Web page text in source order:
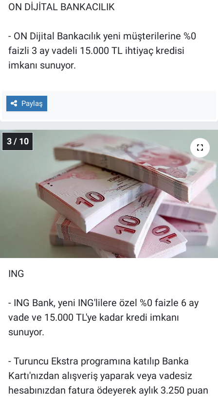
ON DİJİTAL BANKACILIK
- ON Dijital Bankacılık yeni müşterilerine %0
faizli 3 ay vadeli 15.000 TL ihtiyaç kredisi
imkanı sunuyor.
Paylaş
3 / 10
ING
- ING Bank, yeni ING'lilere özel %0 faizle 6 ay
vade ve 15.000 TL'ye kadar kredi imkanı
sunuyor.
- Turuncu Ekstra programına katılıp Banka
Kartı'nızdan alışveriş yaparak veya vadesiz
hesabınızdan fatura ödeyerek aylık 3.250 puan
Yerel Yaşam
Canlı Yayın